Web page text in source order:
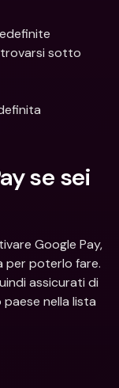
se sei
Google Pay,
per poterlo fare.
assicurati di
nella lista